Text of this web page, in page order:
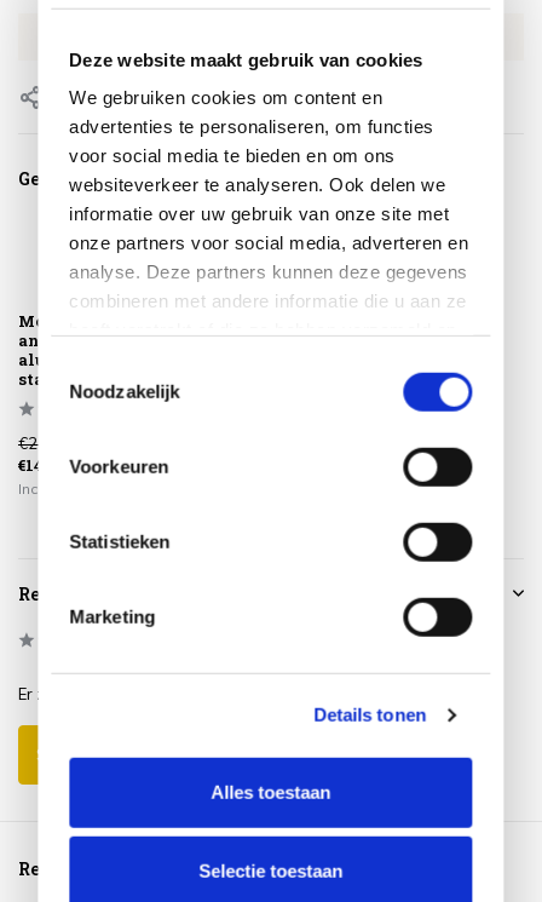
Deze website maakt gebruik van cookies
We gebruiken cookies om content en
advertenties te personaliseren, om functies
voor social media te bieden en om ons
websiteverkeer te analyseren. Ook delen we
informatie over uw gebruik van onze site met
onze partners voor social media, adverteren en
analyse. Deze partners kunnen deze gegevens
combineren met andere informatie die u aan ze
Noodzakelijk
Voorkeuren
Statistieken
Marketing
Details tonen
Alles toestaan
Selectie toestaan
Delen
Gerelateerde producten
Modena barstoel
antraciet rope
aluminium
stapelbaa...
€229,00
€149,00
Incl. btw
Reviews
Er zijn nog geen reviews geschreven over dit product..
Schrijf je eigen review
Reeds bekeken